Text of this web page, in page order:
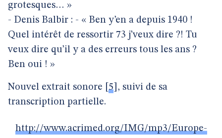
grotesques… »
- Denis Balbir : - « Ben y’en a depuis 1940 !
Quel intérêt de ressortir 73 j’veux dire ?! Tu
veux dire qu’il y a des erreurs tous les ans ?
Ben oui ! »
Nouvel extrait sonore 5 , suivi de sa
transcription partielle.
http://www.acrimed.org/IMG/mp3/Europe-